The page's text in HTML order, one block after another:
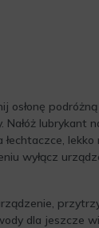
osłonę
lubrykant
wyłącz
dla jeszcze